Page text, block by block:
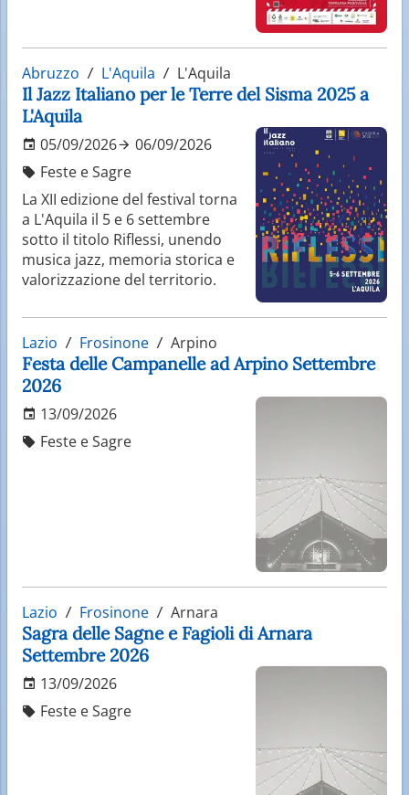
Abruzzo L'Aquila L'Aquila
Il Jazz Italiano per le Terre del Sisma 2025 a
L'Aquila
05/09/2026
06/09/2026
Feste e Sagre
La XII edizione del festival torna
a L'Aquila il 5 e 6 settembre
sotto il titolo Riflessi, unendo
musica jazz, memoria storica e
valorizzazione del territorio.
Lazio Frosinone Arpino
Festa delle Campanelle ad Arpino Settembre
2026
13/09/2026
Feste e Sagre
Lazio Frosinone Arnara
Sagra delle Sagne e Fagioli di Arnara
Settembre 2026
13/09/2026
Feste e Sagre